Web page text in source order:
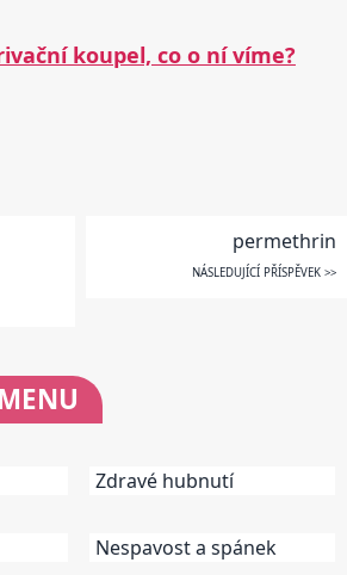
koupel, co o ní víme?
permethrin
NÁSLEDUJÍCÍ PŘÍSPĚVEK >>
MENU
Zdravé hubnutí
Nespavost a spánek